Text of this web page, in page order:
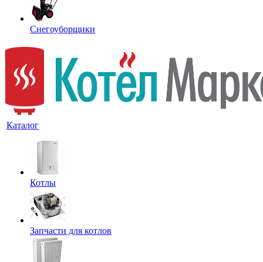
Снегоуборщики
Каталог
Котлы
Запчасти для котлов